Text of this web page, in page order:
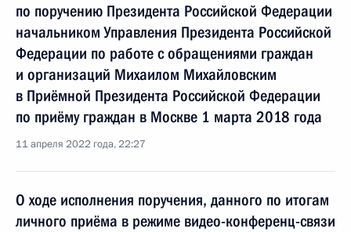
по поручению Президента Российской Федерации
начальником Управления Президента Российской
Федерации по работе с обращениями граждан
и организаций Михаилом Михайловским
в Приёмной Президента Российской Федерации
по приёму граждан в Москве 1 марта 2018 года
11 апреля 2022 года, 22:27
О ходе исполнения поручения, данного по итогам
личного приёма в режиме видео-конференц-связи